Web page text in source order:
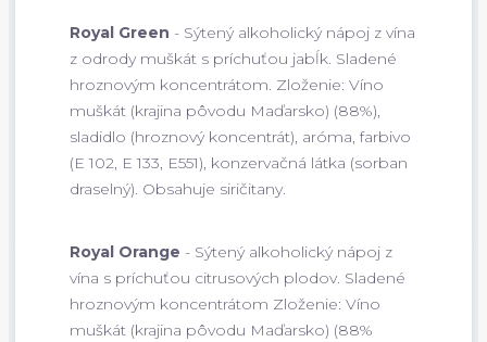
Royal Green - Sýtený alkoholický nápoj z vína
z odrody muškát s príchuťou jabĺk. Sladené
hroznovým koncentrátom. Zloženie: Víno
muškát (krajina pôvodu Maďarsko) (88%),
sladidlo (hroznový koncentrát), aróma, farbivo
(E 102, E 133, E551), konzervačná látka (sorban
draselný). Obsahuje siričitany.
Royal Orange - Sýtený alkoholický nápoj z
vína s príchuťou citrusových plodov. Sladené
hroznovým koncentrátom Zloženie: Víno
muškát (krajina pôvodu Maďarsko) (88%